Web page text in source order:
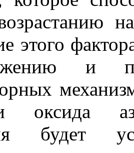
этого
и
оксида
будет